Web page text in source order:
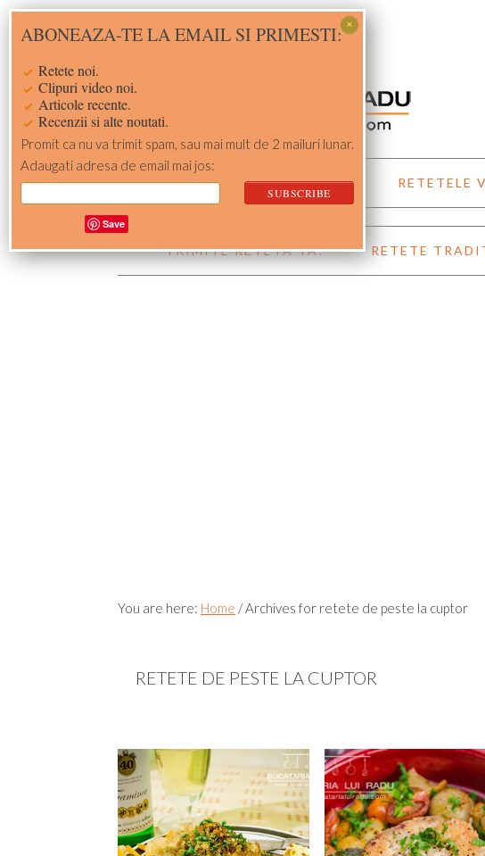
Skip
to
Skip
to
Skip
to
Skip
to
ACASA RETETE RETETELE
TRIMITE RETETA TA! RETETE
You are here: Home /Archives for retete de peste la cuptor
RETETE DE PESTE LA CUPTOR
ABONEAZA-TE LA EMAIL SI PRIMESTI:
Retete noi.
Clipuri video noi.
Articole recente.
Recenzii si alte noutati.
Promit ca nu va trimit spam, sau mai mult de 2 mailuri lunar.
Adaugati adresa de email mai jos:
Save